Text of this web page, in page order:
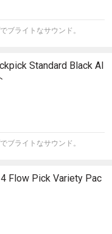
ブライトなサウンド。
Standard Black Al
ブライトなサウンド。
Flow Pick Variety Pac